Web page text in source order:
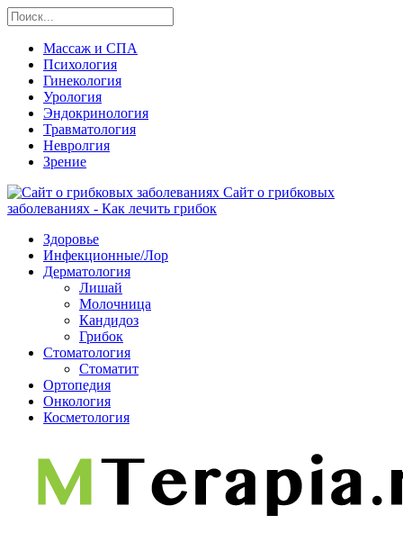
Массаж и СПА
Психология
Гинекология
Урология
Эндокринология
Травматология
Невролгия
Зрение
Сайт о грибковых
заболеваниях - Как лечить грибок
Здоровье
Инфекционные/Лор
Дерматология
Лишай
Молочница
Кандидоз
Грибок
Стоматология
Стоматит
Ортопедия
Онкология
Косметология